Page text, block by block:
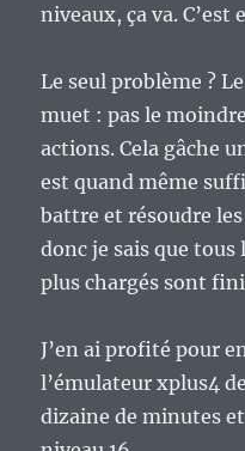
niveaux, ça va. C’est
Le seul problème ?
muet : pas le
actions. Cela gâche
est quand même
battre et résoudre
donc je sais que
plus chargés sont
J’en ai profité pour
l’émulateur xplus4
dizaine de minutes